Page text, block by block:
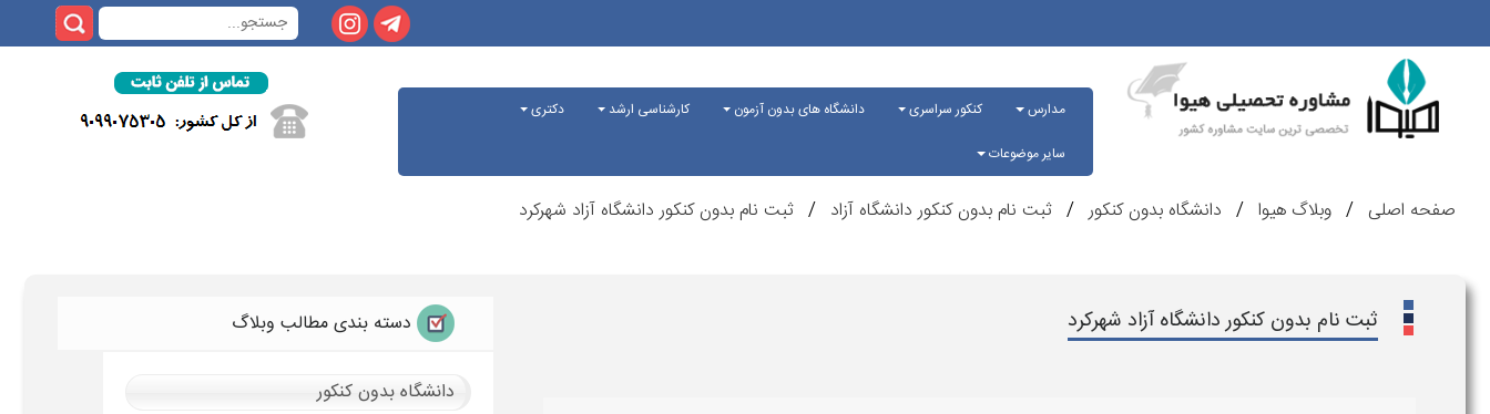
مدارس کنکور سراسری دانشگاه های بدون آزمون کارشناسی ارشد
دکتری
سایر موضوعات
صفحه اصلی وبلاگ هیوا دانشگاه بدون کنکور ثبت نام بدون کنکور دانشگاه آزاد ثبت نام بدون کنکور دانشگاه آزاد شهرکرد
ثبت نام بدون کنکور دانشگاه آزاد شهرکرد دسته بندی مطالب وبلاگ
دانشگاه بدون کنکور